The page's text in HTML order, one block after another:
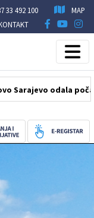
33 492 100
MAP
odala počast